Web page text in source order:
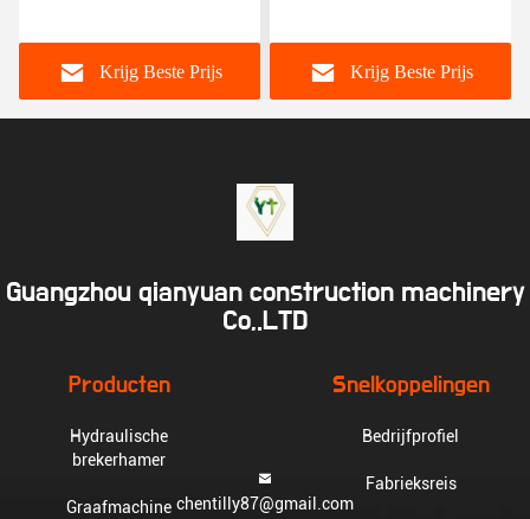
Krijg Beste Prijs
kettingband
Krijg Beste Prijs
Guangzhou qianyuan construction machinery
Co,.LTD
Producten
Hydraulische
brekerhamer
Graafmachine chentilly87@gmail.com
Snelkoppelingen
Bedrijfprofiel
Fabrieksreis